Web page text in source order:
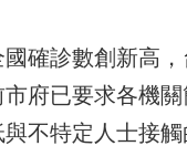
確診數創新高
府已要求各機
不特定人士接觸